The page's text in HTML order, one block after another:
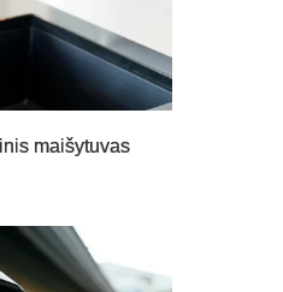
maišytuvas